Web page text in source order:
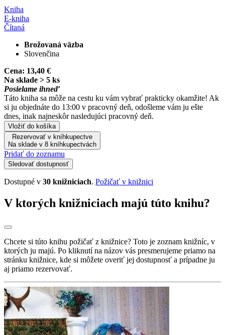
Kniha
E-kniha
Čítaná
Brožovaná väzba
Slovenčina
Cena: 13,40 €
Na sklade > 5 ks
Posielame ihneď
Táto kniha sa môže na cestu ku vám vybrať prakticky okamžite! Ak
si ju objednáte do 13:00 v pracovný deň, odošleme vám ju ešte
dnes, inak najneskôr nasledujúci pracovný deň.
Vložiť do košíka
Rezervovať v kníhkupectve
Na sklade v 8 kníhkupectvách
Pridať do zoznamu
Sledovať dostupnosť
Dostupné v 30 knižniciach. Požičať v knižnici
V ktorých knižniciach majú túto knihu?
Chcete si túto knihu požičať z knižnice? Toto je zoznam knižníc, v
ktorých ju majú. Po kliknutí na názov vás presmerujeme priamo na
stránku knižnice, kde si môžete overiť jej dostupnosť a prípadne ju
aj priamo rezervovať.